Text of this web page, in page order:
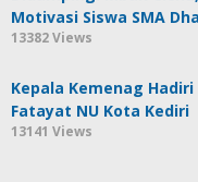
Motivasi Siswa SMA
13382 Views
Kepala Kemenag
Fatayat NU Kota Kediri
13141 Views